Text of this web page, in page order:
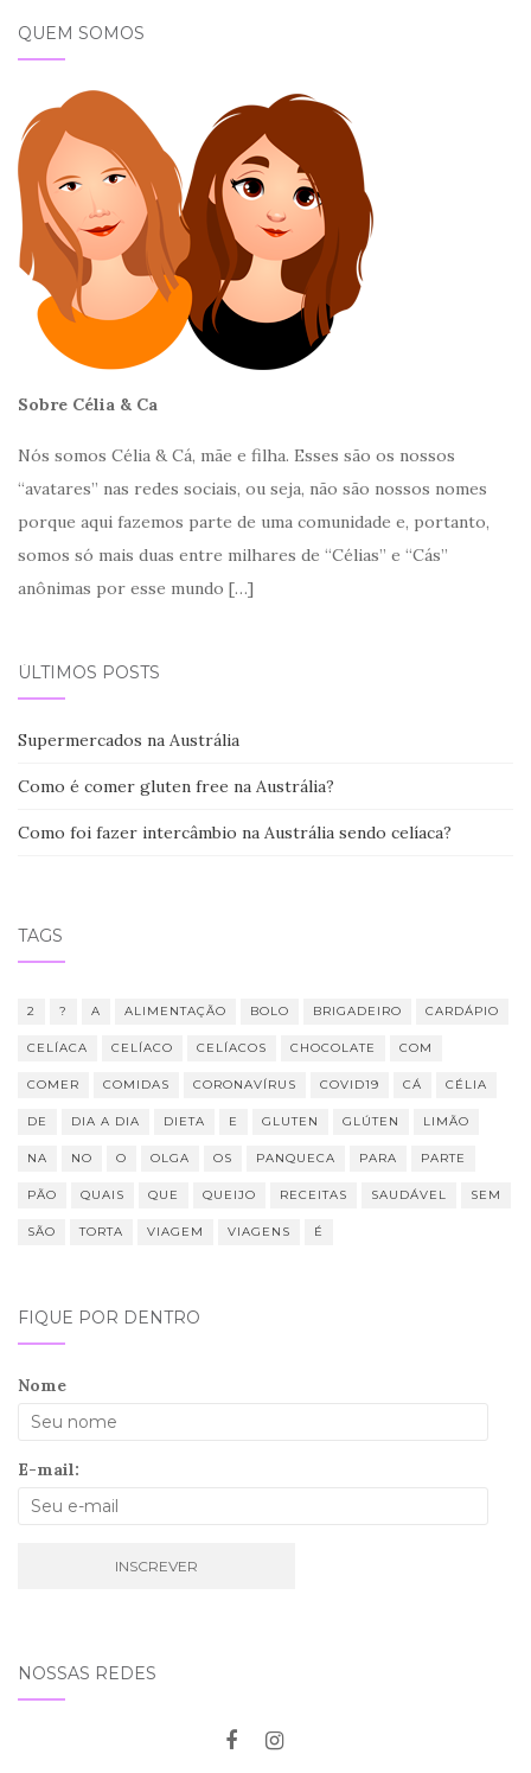
QUEM SOMOS
Sobre Célia & Ca
Nós somos Célia & Cá, mãe e filha. Esses são os nossos
“avatares” nas redes sociais, ou seja, não são nossos nomes
porque aqui fazemos parte de uma comunidade e, portanto,
somos só mais duas entre milhares de “Célias” e “Cás”
anônimas por esse mundo […]
ÚLTIMOS POSTS
Supermercados na Austrália
Como é comer gluten free na Austrália?
Como foi fazer intercâmbio na Austrália sendo celíaca?
TAGS
2 ? A ALIMENTAÇÃO BOLO BRIGADEIRO CARDÁPIO
CELÍACA CELÍACO CELÍACOS CHOCOLATE COM
COMER COMIDAS CORONAVÍRUS COVID19 CÁ CÉLIA
DE DIA A DIA DIETA E GLUTEN GLÚTEN LIMÃO
NA NO O OLGA OS PANQUECA PARA PARTE
PÃO QUAIS QUE QUEIJO RECEITAS SAUDÁVEL SEM
SÃO TORTA VIAGEM VIAGENS É
FIQUE POR DENTRO
Nome
E-mail:
NOSSAS REDES